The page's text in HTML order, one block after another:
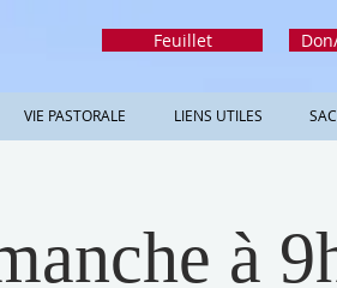
Feuillet
VIE PASTORALE LIENS UTILES
à